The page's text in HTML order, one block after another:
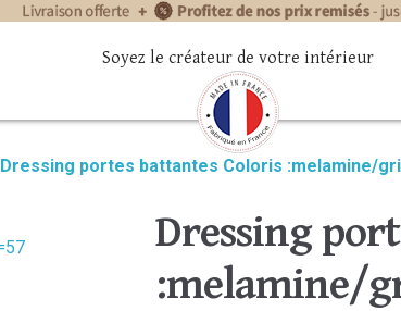
Soyez le créateur de votre intérieur
Dressing portes battantes Coloris :melamine/
Dressing
:melamine/